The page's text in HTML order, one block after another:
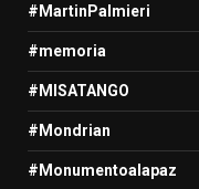
#MartinPalmieri
#memoria
#MISATANGO
#Mondrian
#Monumentoalapaz